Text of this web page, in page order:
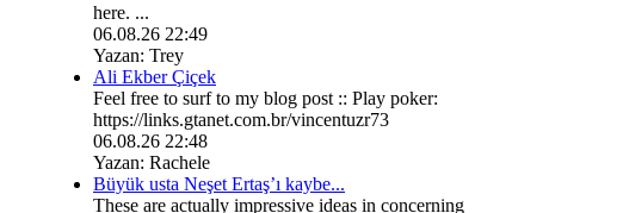
here. ...
06.08.26 22:49
Yazan: Trey
Ali Ekber Çiçek
Feel free to surf to my blog post :: Play poker:
https://links.gtanet.com.br/vincentuzr73
06.08.26 22:48
Yazan: Rachele
Büyük usta Neşet Ertaş’ı kaybe...
These are actually impressive ideas in concerning